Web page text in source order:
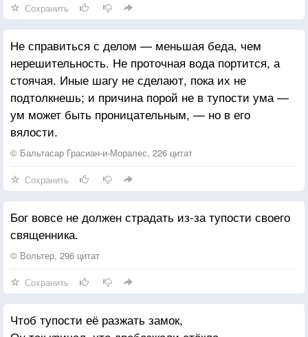
И тупости парадной
Незыблемый гранит.
Спокойствие неправды
И правды динамит.
Меняются иконы,
И четких формул нет.
И временны законы
Для звезд и для планет.
И тянутся мгновенья,
Сжимаются века.
Что стоят откровения
Седого старика?
Повторов страшных круг.
О, наша непомерность!
Ты нам и враг и друг.
Сохранить
Не справиться с делом — меньшая беда, чем
нерешительность. Не проточная вода портится, а
стоячая. Иные шагу не сделают, пока их не
подтолкнешь; и причина порой не в тупости ума —
ум может быть проницательным, — но в его
вялости.
© Бальтасар Грасиан-и-Моралес, 226 цитат
Сохранить
Бог вовсе не должен страдать из-за тупости своего
священника.
© Вольтер, 296 цитат
Сохранить
Чтоб тупости её разжать замок,